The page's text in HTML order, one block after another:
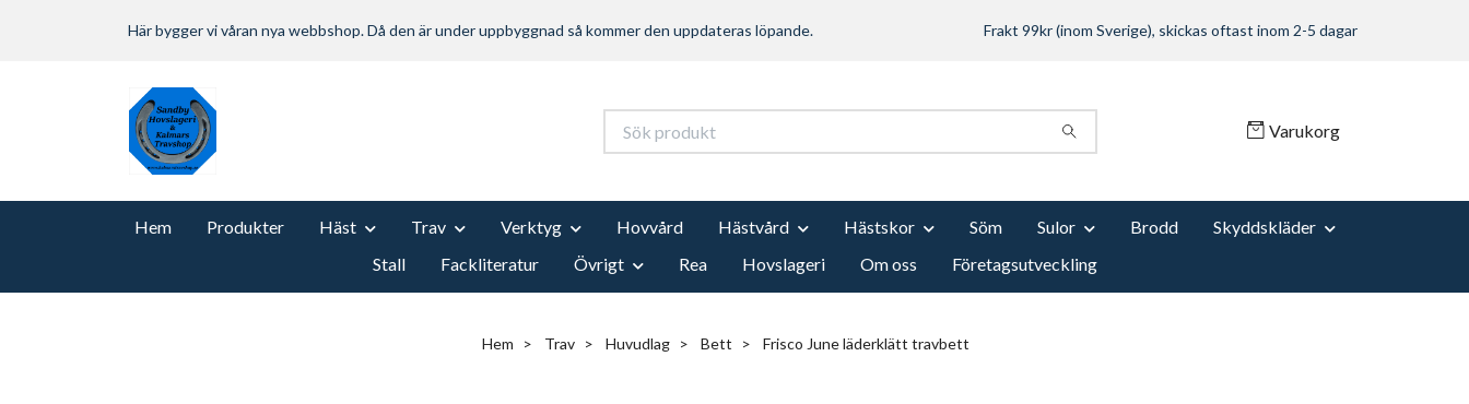
Här bygger vi våran nya webbshop. Då den är under uppbyggnad så kommer den uppdateras löpande. Frakt 99kr (inom Sverige), skickas oftast inom 2-5 dagar
Varukorg
Hem Produkter Häst Trav Verktyg Hovvård Hästvård Hästskor Söm Sulor Brodd
Skyddskläder
Stall
Fackliteratur Övrigt Rea Hovslageri Om oss Företagsutveckling
Hem Trav Huvudlag Bett Frisco June läderklätt travbett